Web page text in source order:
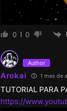
0 0
Author
Arokai 1 mes de
TUTORIAL PARA
https://